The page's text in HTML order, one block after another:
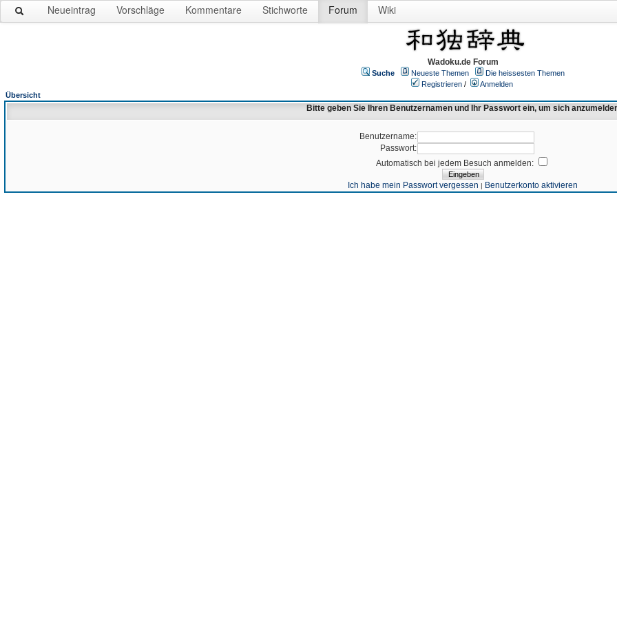
Neueintrag Vorschläge Kommentare Stichworte Forum Wiki
Wadoku.de Forum
Suche Neueste Themen
Die heissesten Themen
Registrieren /
Anmelden
Übersicht
Bitte geben Sie Ihren Benutzernamen und Ihr Passwort ein, um sich
Benutzername:
Passwort:
Automatisch bei jedem Besuch anmelden:
Ich habe mein Passwort vergessen | Benutzerkonto aktivieren